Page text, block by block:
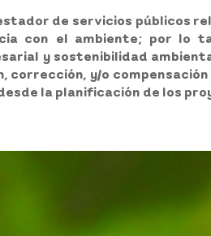
de servicios públicos
con el ambiente; por lo
y sostenibilidad
corrección, y/o
la planificación de los